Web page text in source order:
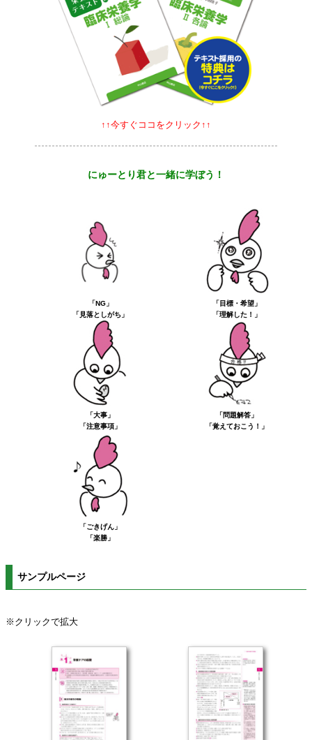
↑↑今すぐココをクリック↑↑
にゅーとり君と一緒に学ぼう！
「NG」
「見落としがち」
「目標・希望」
「理解した！」
「大事」
「注意事項」
「問題解答」
「覚えておこう！」
「ごきげん」
「楽勝」
サンプルページ
※クリックで拡大